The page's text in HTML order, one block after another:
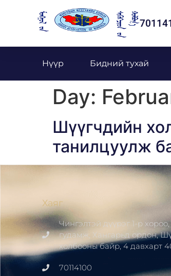
Нүүр Бидний тухай
Day:
Шүүгчдийн
танилцуулж
Хаяг
Чингэлтэй дүүрэг 1-р
гудамж, Хангарьд ордон,
холбооны байр, 4 давхарт
70114100